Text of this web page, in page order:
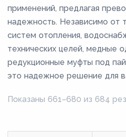
применений, предлагая
надежность. Независимо от
систем отопления,
технических целей, медные
редукционные муфты под
это надежное решение для
Показаны 661–680 из 684